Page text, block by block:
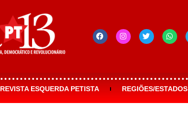
REVISTA ESQUERDA PETISTA REGIÕES/ESTADOS